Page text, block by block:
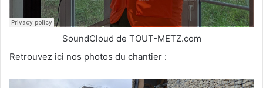
SoundCloud de TOUT-METZ.com
Retrouvez ici nos photos du chantier :